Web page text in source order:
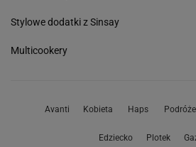
Stylowe dodatki z Sinsay
Multicookery
Avanti Kobieta Haps Podróże
Edziecko Plotek